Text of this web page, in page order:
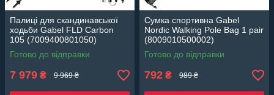
Палиці для скандинавської
ходьби Gabel FLD Carbon
105 (7009400801050)
Готово до відправки
7 979 ₴ 9 969 ₴
Сумка спортивна Gabel
Nordic Walking Pole Bag 1 pair
(8009010500002)
Готово до відправки
792 ₴ 989 ₴